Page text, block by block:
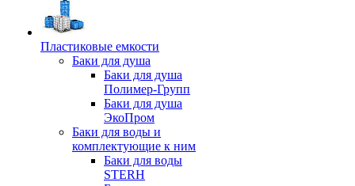
Пластиковые емкости
Баки для душа
Баки для душа
Полимер-Групп
Баки для душа
ЭкоПром
Баки для воды и
комплектующие к ним
Баки для воды
STERH